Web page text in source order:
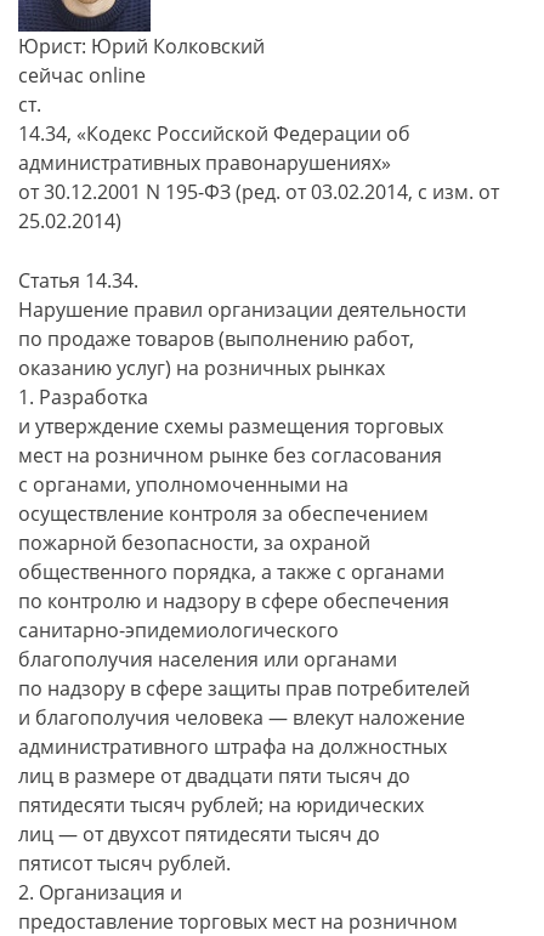
Юрист: Юрий Колковский
сейчас online
ст.
14.34, «Кодекс Российской Федерации об
административных правонарушениях»
от 30.12.2001 N 195-ФЗ (ред. от 03.02.2014, с изм. от
25.02.2014)
Статья 14.34.
Нарушение правил организации деятельности
по продаже товаров (выполнению работ,
оказанию услуг) на розничных рынках
1. Разработка
и утверждение схемы размещения торговых
мест на розничном рынке без согласования
с органами, уполномоченными на
осуществление контроля за обеспечением
пожарной безопасности, за охраной
общественного порядка, а также с органами
по контролю и надзору в сфере обеспечения
санитарно-эпидемиологического
благополучия населения или органами
по надзору в сфере защиты прав потребителей
и благополучия человека — влекут наложение
административного штрафа на должностных
лиц в размере от двадцати пяти тысяч до
пятидесяти тысяч рублей; на юридических
лиц — от двухсот пятидесяти тысяч до
пятисот тысяч рублей.
2. Организация и
предоставление торговых мест на розничном